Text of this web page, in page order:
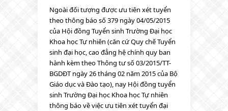
Ngoài đối tượng được ưu tiên xét tuyển
theo thông báo số 379 ngày 04/05/2015
của Hội đồng Tuyển sinh Trường Đại học
Khoa học Tự nhiên (căn cứ Quy chế Tuyển
sinh đại học, cao đẳng hệ chính quy ban
hành kèm theo Thông tư số 03/2015/TT-
BGDĐT ngày 26 tháng 02 năm 2015 của Bộ
Giáo dục và Đào tạo), nay Hội đồng tuyển
sinh Trường Đại học Khoa học Tự nhiên
thông báo về việc ưu tiên xét tuyển đại